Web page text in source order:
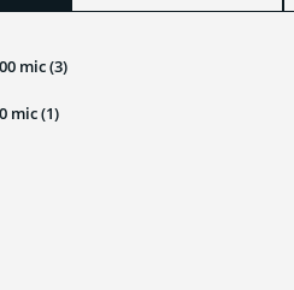
mic (3)
mic (1)